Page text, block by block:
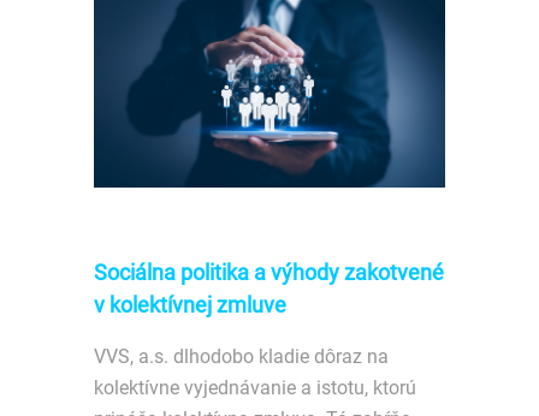
Sociálna politika a výhody zakotvené
v kolektívnej zmluve
VVS, a.s. dlhodobo kladie dôraz na
kolektívne vyjednávanie a istotu, ktorú